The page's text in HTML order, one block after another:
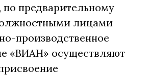
по предварительному
лицами
производственное
«ВИАН» осуществляют